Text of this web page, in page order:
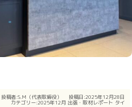
投稿者:S.M（代表取締役） 投稿日:2025年12月28日
カテゴリー:2025年12月 出張・取材レポート タイ